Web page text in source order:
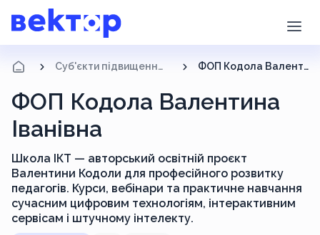
Суб'єкти підвищення кваліфікації ФОП Кодола Валентина Іванівна
ФОП Кодола Валентина
Іванівна
Школа ІКТ — авторський освітній проєкт
Валентини Кодоли для професійного розвитку
педагогів. Курси, вебінари та практичне навчання
сучасним цифровим технологіям, інтерактивним
сервісам і штучному інтелекту.